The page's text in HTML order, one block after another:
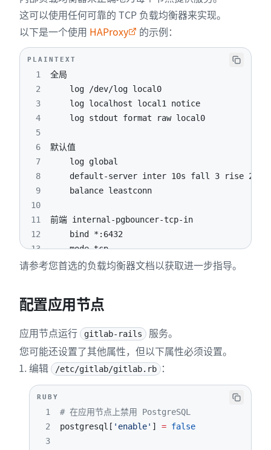
这可以使用任何可靠的 TCP 负载均衡器来实现。
以下是一个使用 HAProxy 的示例：
PLAINTEXT
1
2
3
4
5
6
7
8
9
10
11
12
13
14
17
19
20
21
23
    server pgbouncer3 <ip>:6432 check
请参考您首选的负载均衡器文档以获取进一步指导。
配置应用节点
应用节点运行 gitlab-rails
服务。
您可能还设置了其他属性，但以下属性必须设置。
编辑
/etc/gitlab/gitlab.rb ：
RUBY
1
# 在应用节点上禁用 PostgreSQL
2
postgresql [ 'enable' ] = false
3